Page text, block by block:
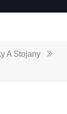
A Stojany